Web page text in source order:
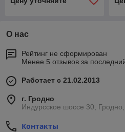
О нас
Рейтинг не сформирован
Менее 5 отзывов за
Работает с 21.02.2013
г. Гродно
Индурсское шоссе 30,
Контакты